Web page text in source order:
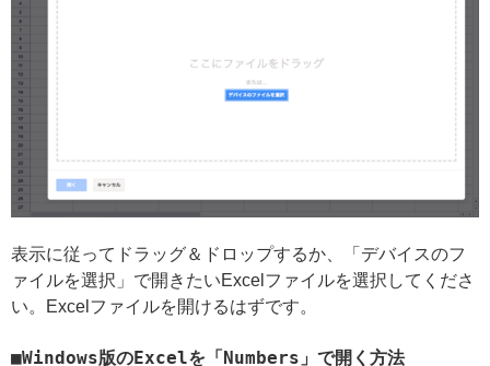
表示に従ってドラッグ＆ドロップするか、「デバイスのフ
ァイルを選択」で開きたいExcelファイルを選択してくださ
い。Excelファイルを開けるはずです。
Windows版のExcelを「Numbers」で開く方法